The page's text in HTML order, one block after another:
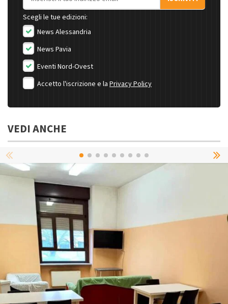
Scegli le tue edizioni:
News Alessandria
News Pavia
Eventi Nord-Ovest
Accetto l'iscrizione e la Privacy Policy
VEDI ANCHE